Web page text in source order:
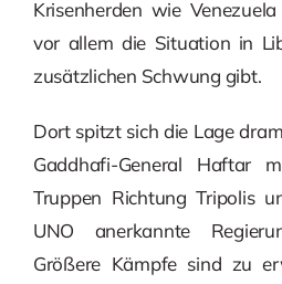
Krisenherden wie
vor allem die Situation in
zusätzlichen Schwung gibt.
Dort spitzt sich die Lage
Gaddhafi-General Haftar
Truppen Richtung Tripolis
UNO anerkannte
Größere Kämpfe sind zu